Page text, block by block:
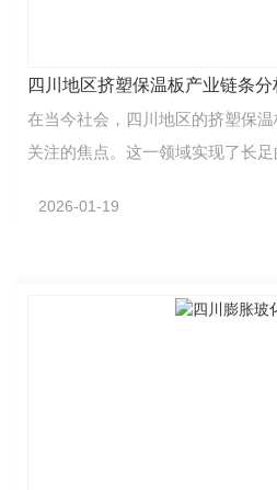
四川地区挤塑保温板产业链条
在当今社会，四川地区的挤塑保
关注的焦点。这一领域实现了长
2026-01-19